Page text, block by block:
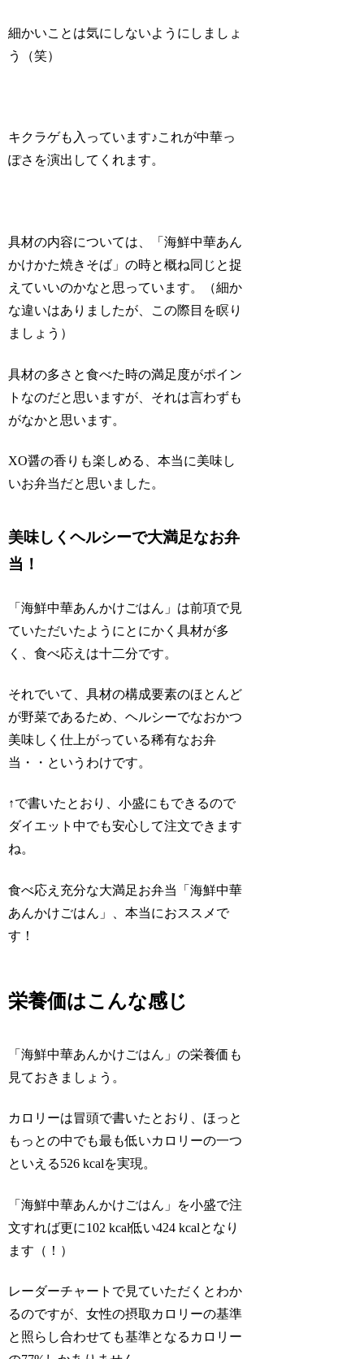
細かいことは気にしないようにしましょ
う（笑）
キクラゲも入っています♪これが中華っ
ぽさを演出してくれます。
具材の内容については、「海鮮中華あん
かけかた焼きそば」の時と概ね同じと捉
えていいのかなと思っています。（細か
な違いはありましたが、この際目を瞑り
ましょう）
具材の多さと食べた時の満足度がポイン
トなのだと思いますが、それは言わずも
がなかと思います。
XO醤の香りも楽しめる、本当に美味し
いお弁当だと思いました。
美味しくヘルシーで大満足なお弁
当！
「海鮮中華あんかけごはん」は前項で見
ていただいたようにとにかく具材が多
く、食べ応えは十二分です。
それでいて、具材の構成要素のほとんど
が野菜であるため、ヘルシーでなおかつ
美味しく仕上がっている稀有なお弁
当・・というわけです。
↑で書いたとおり、小盛にもできるので
ダイエット中でも安心して注文できます
ね。
食べ応え充分な大満足お弁当「海鮮中華
あんかけごはん」、本当におススメで
す！
栄養価はこんな感じ
「海鮮中華あんかけごはん」の栄養価も
見ておきましょう。
カロリーは冒頭で書いたとおり、ほっと
もっとの中でも最も低いカロリーの一つ
といえる526 kcalを実現。
「海鮮中華あんかけごはん」を小盛で注
文すれば更に102 kcal低い424 kcalとなり
ます（！）
レーダーチャートで見ていただくとわか
るのですが、女性の摂取カロリーの基準
と照らし合わせても基準となるカロリー